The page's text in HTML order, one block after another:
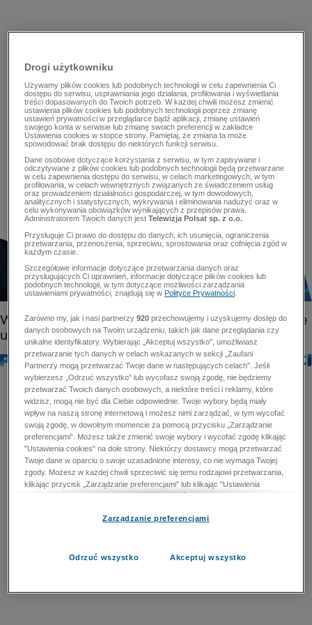
Drogi użytkowniku
Używamy plików cookies lub podobnych technologii w celu zapewnienia Ci
dostępu do serwisu, usprawniania jego działania, profilowania i wyświetlania
treści dopasowanych do Twoich potrzeb. W każdej chwili możesz zmienić
ustawienia plików cookies lub podobnych technologii poprzez zmianę
ustawień prywatności w przeglądarce bądź aplikacji, zmianę ustawień
swojego konta w serwisie lub zmianę swoich preferencji w zakładce
Ustawienia cookies w stopce strony. Pamiętaj, że zmiana ta może
spowodować brak dostępu do niektórych funkcji serwisu.
Dane osobowe dotyczące korzystania z serwisu, w tym zapisywane i
odczytywane z plików cookies lub podobnych technologii będą przetwarzane
w celu zapewnienia dostępu do serwisu, w celach marketingowych, w tym
profilowania, w celach wewnętrznych związanych ze świadczeniem usług
oraz prowadzeniem działalności gospodarczej, w tym dowodowych,
analitycznych i statystycznych, wykrywania i eliminowania nadużyć oraz w
celu wykonywania obowiązków wynikających z przepisów prawa.
Administratorem Twoich danych jestTelewizja Polsat sp. z o.o.
Przysługuje Ci prawo do dostępu do danych, ich usunięcia, ograniczenia
przetwarzania, przenoszenia, sprzeciwu, sprostowania oraz cofnięcia zgód w
każdym czasie.
Szczegółowe informacje dotyczące przetwarzania danych oraz
przysługujących Ci uprawnień, informacje dotyczące plików cookies lub
podobnych technologii, w tym dotyczące możliwości zarządzania
ustawieniami prywatności, znajdują się wPolityce Prywatności
Zarówno my, jak i nasi partnerzy920 przechowujemy i uzyskujemy dostęp do
danych osobowych na Twoim urządzeniu, takich jak dane przeglądania czy
unikalne identyfikatory. Wybierając „Akceptuj wszystko”, umożliwiasz
przetwarzanie tych danych w celach wskazanych w sekcji „Zaufani
Partnerzy mogą przetwarzać Twoje dane w następujących celach”. Jeśli
wybierzesz „Odrzuć wszystko” lub wycofasz swoją zgodę, nie będziemy
przetwarzać Twoich danych osobowych, a niektóre treści i reklamy, które
widzisz, mogą nie być dla Ciebie odpowiednie. Twoje wybory będą miały
wpływ na naszą stronę internetową i możesz nimi zarządzać, w tym wycofać
swoją zgodę, w dowolnym momencie za pomocą przycisku „Zarządzanie
preferencjami”. Możesz także zmienić swoje wybory i wycofać zgodę klikając
"Ustawienia cookies" na dole strony. Niektórzy dostawcy mogą przetwarzać
Twoje dane w oparciu o swoje uzasadnione interesy, co nie wymaga Twojej
zgody. Możesz w każdej chwili sprzeciwić się temu rodzajowi przetwarzania,
klikając przycisk „Zarządzanie preferencjami” lub klikając "Ustawienia
cookies" na dole strony. Nie możesz sprzeciwić się przetwarzaniu przez
zapobiegania oszustwom i naprawiania błędów, a w tym celu mogą zostać
przetwarzaniu danych osobowych w celu dostarczania i prezentacji reklam i
Zarządzanie preferencjami
Odrzuć wszystko Akceptuj wszystko